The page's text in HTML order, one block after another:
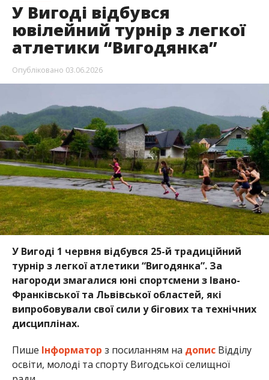
У Вигоді відбувся
ювілейний турнір з легкої
атлетики “Вигодянка”
Опубліковано 03.06.2026
У Вигоді 1 червня відбувся 25-й традиційний
турнір з легкої атлетики “Вигодянка”. За
нагороди змагалися юні спортсмени з Івано-
Франківської та Львівської областей, які
випробовували свої сили у бігових та технічних
дисциплінах.
Пише Інформатор з посиланням на дописВідділу
освіти, молоді та спорту Вигодської селищної